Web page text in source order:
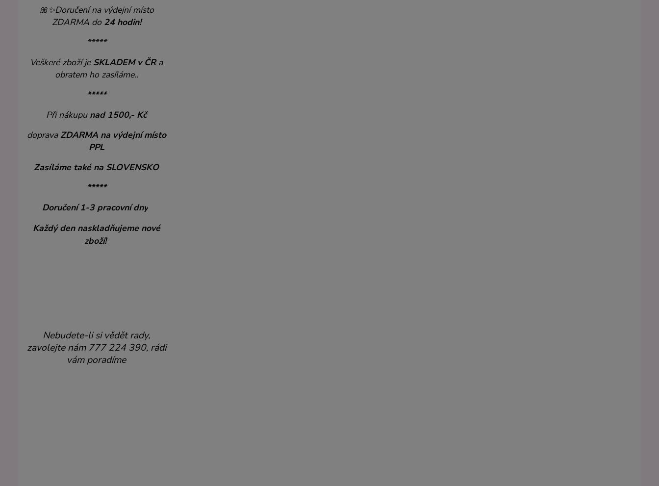
🎀✨Doručení na výdejní místo
ZDARMA do 24 hodin!
*****
Veškeré zboží je SKLADEM v ČRa
obratem ho zasíláme..
*****
Při nákupu nad 1500,- Kč
doprava ZDARMA na výdejní místo
PPL
Zasíláme také na SLOVENSKO
*****
Doručení 1-3 pracovní dny
Každý den naskladňujeme nové
zboží!
Nebudete-li si vědět rady,
zavolejte nám 777 224 390, rádi
vám poradíme